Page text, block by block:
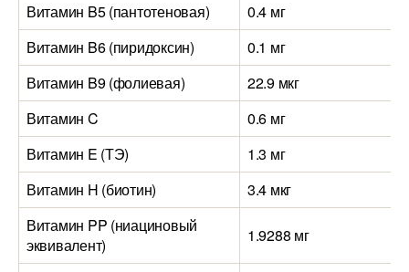
Витамин B5 (пантотеновая)
0.4 мг
Витамин B6 (пиридоксин)
0.1 мг
Витамин B9 (фолиевая)
22.9 мкг
Витамин C
0.6 мг
Витамин E (ТЭ)
1.3 мг
Витамин H (биотин)
3.4 мкг
Витамин PP (ниациновый
эквивалент)
1.9288 мг